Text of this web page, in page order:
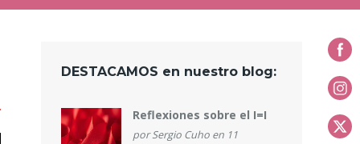
DESTACAMOS en nuestro blog:
Reflexiones sobre el I=I
porSergio Cuhoen 11